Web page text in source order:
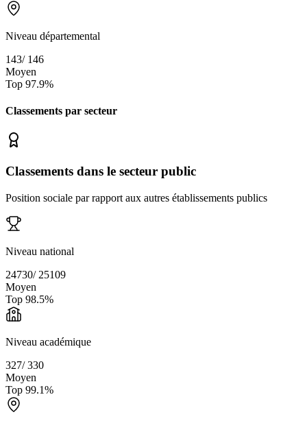
Niveau départemental
143/ 146
Moyen
Top 97.9%
Classements par secteur
Classements dans le secteur public
Position sociale par rapport aux autres établissements publics
Niveau national
24730/ 25109
Moyen
Top 98.5%
Niveau académique
327/330
Moyen
Top 99.1%